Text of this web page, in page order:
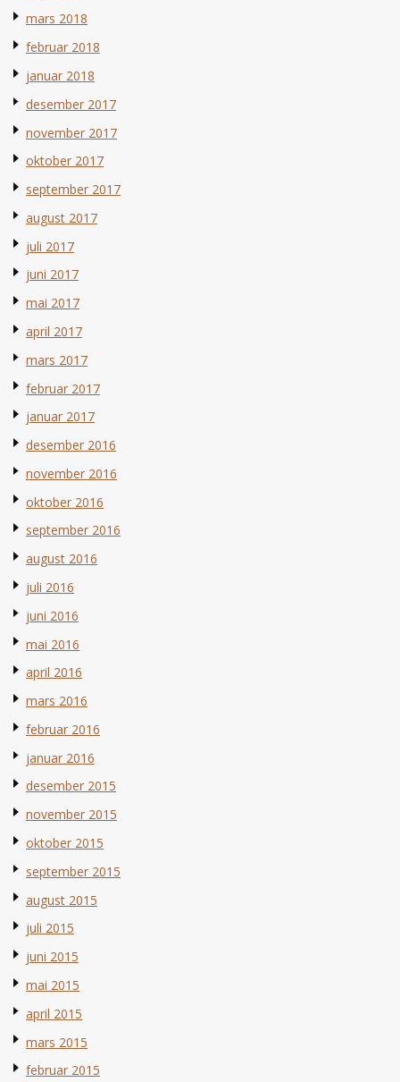
mars 2018
februar 2018
januar 2018
desember 2017
november 2017
oktober 2017
september 2017
august 2017
juli 2017
juni 2017
mai 2017
april 2017
mars 2017
februar 2017
januar 2017
desember 2016
november 2016
oktober 2016
september 2016
august 2016
juli 2016
juni 2016
mai 2016
april 2016
mars 2016
februar 2016
januar 2016
desember 2015
november 2015
oktober 2015
september 2015
august 2015
juli 2015
juni 2015
mai 2015
april 2015
mars 2015
februar 2015